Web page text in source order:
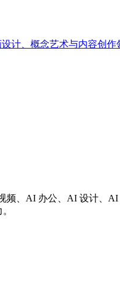
、概念艺术与内容创作
、AI 办公、AI 设计、